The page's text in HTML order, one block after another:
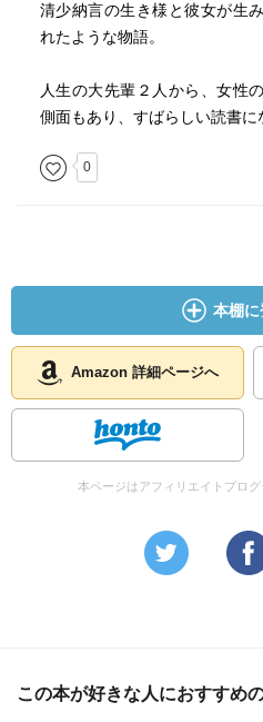
清少納言の生き様と彼女が生
れたような物語。
人生の大先輩２人から、女性
側面もあり、すばらしい読書に
0
本棚に
Amazon 詳細ページへ
本ページはアフィリエイトプロ
この本が好きな人におすすめ